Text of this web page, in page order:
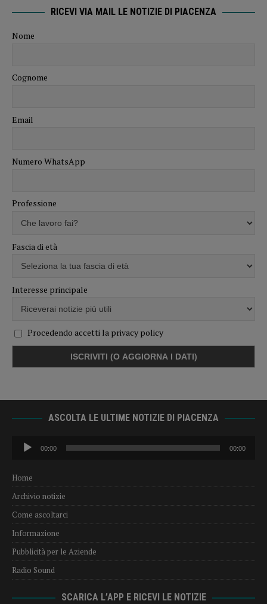
RICEVI VIA MAIL LE NOTIZIE DI PIACENZA
Nome
Cognome
Email
Numero WhatsApp
Professione
Fascia di età
Interesse principale
Procedendo accetti la privacy policy
ASCOLTA LE ULTIME NOTIZIE DI PIACENZA
Audio
Player
00:00 00:00
Home
Archivio notizie
Come ascoltarci
Informazione
Pubblicità per le Aziende
Radio Sound
SCARICA L’APP E RICEVI LE NOTIZIE